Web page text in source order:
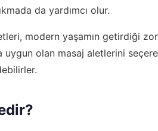
da yardımcı olur.
modern yaşamın getirdiği
uygun olan masaj aletlerini